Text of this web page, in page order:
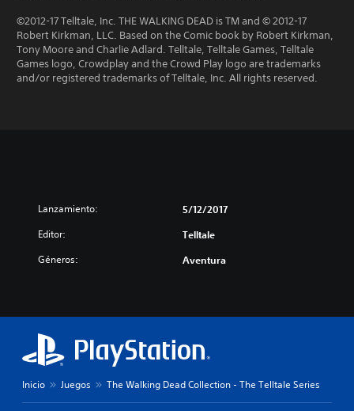
©2012-17 Telltale, Inc. THE WALKING DEAD is TM and © 2012-17
Robert Kirkman, LLC. Based on the Comic book by Robert Kirkman,
Tony Moore and Charlie Adlard. Telltale, Telltale Games, Telltale
Games logo, Crowdplay and the Crowd Play logo are trademarks
and/or registered trademarks of Telltale, Inc. All rights reserved.
Lanzamiento: 5/12/2017
Editor: Telltale
Géneros: Aventura
Inicio Juegos The Walking Dead Collection - The Telltale Series